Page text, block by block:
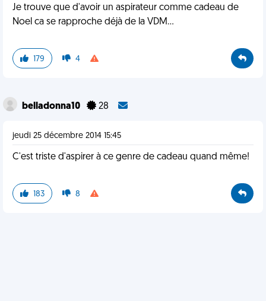
Je trouve que d'avoir un aspirateur comme cadeau de
Noel ca se rapproche déjà de la VDM...
179 4
belladonna10 28
jeudi 25 décembre 2014 15:45
C'est triste d'aspirer à ce genre de cadeau quand même!
183 8